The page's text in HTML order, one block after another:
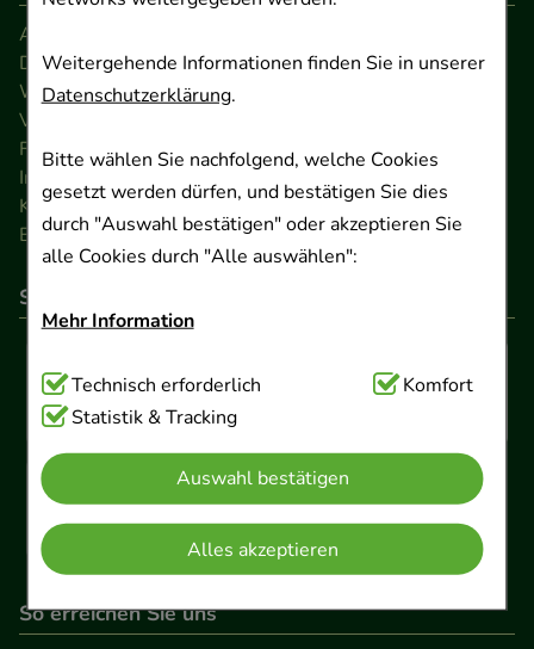
Weitergehende Informationen finden Sie in unserer
Datenschutzerklärung.
Bitte wählen Sie nachfolgend, welche Cookies
gesetzt werden dürfen, und bestätigen Sie dies
durch "Auswahl bestätigen" oder akzeptieren Sie
alle Cookies durch "Alle auswählen":
Mehr Information
Technisch Notwendig:Hierbei handelt es sich um
Cookies, die für die Grundfunktionen unserer
Website notwendig sind (z.B. Navigation,
Warenkorb, Kundenkonto), weshalb auf diese nicht
verzichtet werden kann.
Komfort:Diese Cookies werden genutzt um das
Einkaufserlebnis noch ansprechender zu gestalten,
beispielsweise für die Wiedererkennung des
Technisch erforderlich
Komfort
Statistik & Tracking
Auswahl bestätigen
Alles akzeptieren
AGB
Datenschutz
Widerrufsrecht
Versandkosten
FAQ
Impressum
Kontakt
Barrierefreiheitserklärung
So können Sie bezahlen
So erreichen Sie uns